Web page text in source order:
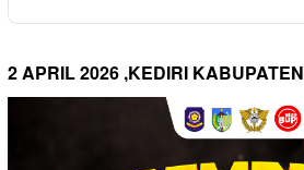
2 APRIL 2026 ,KEDIRI KABUPATEN